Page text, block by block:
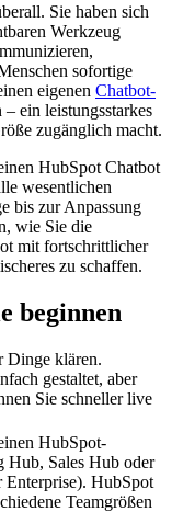
Sie haben sich
Werkzeug
sofortige
eigenen Chatbot-
ein leistungsstarkes
zugänglich macht.
HubSpot Chatbot
wesentlichen
bis zur Anpassung
wie Sie die
mit fortschrittlicher
zu schaffen.
beginnen
Dinge klären.
gestaltet, aber
Sie schneller live
HubSpot-
Sales Hub oder
Enterprise). HubSpot
Teamgrößen